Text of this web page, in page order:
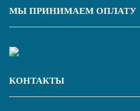
МЫ ПРИНИМАЕМ ОПЛАТУ
КОНТАКТЫ